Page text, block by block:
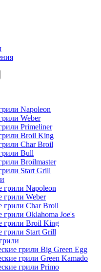
Napoleon
Weber
Primeliner
Broil King
Char Broil
Bull
Broilmaster
Start Grill
грили Napoleon
грили Weber
грили Char Broil
грили Oklahoma Joe's
грили Broil King
грили Start Grill
грили Big Green Egg
грили Green Kamado
грили Primo